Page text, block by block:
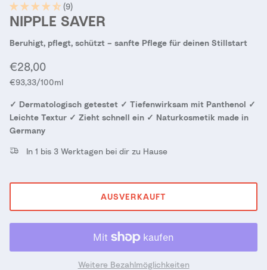
(9)
NIPPLE SAVER
Beruhigt, pflegt, schützt – sanfte Pflege für deinen Stillstart
Normaler Preis
€28,00
Grundpreis
€93,33/100ml
✓ Dermatologisch getestet ✓ Tiefenwirksam mit Panthenol ✓
Leichte Textur ✓ Zieht schnell ein ✓ Naturkosmetik made in
Germany
In 1 bis 3 Werktagen bei dir zu Hause
AUSVERKAUFT
Weitere Bezahlmöglichkeiten